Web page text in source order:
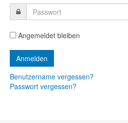
Angemeldet bleiben
Benutzername vergessen?
Passwort vergessen?